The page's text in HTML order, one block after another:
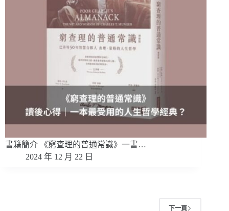
書籍簡介 《窮查理的普通常識》一書…
2024 年 12 月 22 日
下一頁